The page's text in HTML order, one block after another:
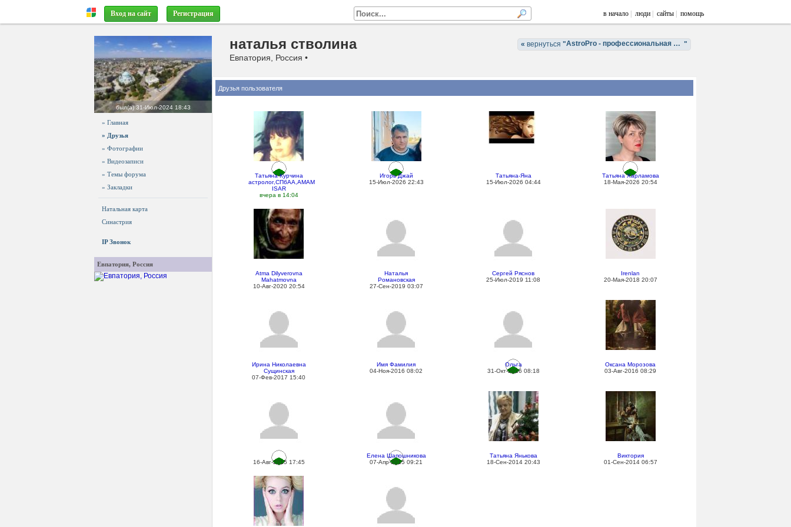
Вход на сайт Регистрация в начало люди сайты помощь
« вернуться " AstroPro - профессиональная астрология. Обучение и консультации. "
наталья стволина
Евпатория, Россия •
был(а)31-Июл-2024 18:43
» Главная
» Друзья
» Фотографии
» Видеозаписи
» Темы форума
» Закладки
Натальная карта
Синастрия
IP Звонок
Евпатория, Россия
Друзья пользователя
Татьяна Курчина
астролог,СПбАА,АМАМ
ISAR
вчера в 14:04
Игорь Джай
15-Июл-2026 22:43
Татьяна-Яна
15-Июл-2026 04:44
Татьяна Харламова
18-Мая-2026 20:54
Atma Dilyverovna
Mahatmovna
10-Авг-2020 20:54
Наталья
Романовская
27-Сен-2019 03:07
Сергей Ряснов
25-Июл-2019 11:08
Irenlan
20-Мая-2018 20:07
Ирина Николаевна
Сущинская
07-Фев-2017 15:40
Имя Фамилия
04-Ноя-2016 08:02
Ольга
31-Окт-2016 08:18
Оксана Морозова
03-Авг-2016 08:29
16-Авг-2015 17:45
Елена Шапошникова
07-Апр-2015 09:21
Татьяна Янькова
18-Сен-2014 20:43
Виктория
01-Сен-2014 06:57